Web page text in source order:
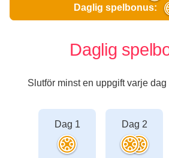
Daglig spelbonus:
Daglig
Slutför minst en uppgift varje
Dag 1 Dag 2